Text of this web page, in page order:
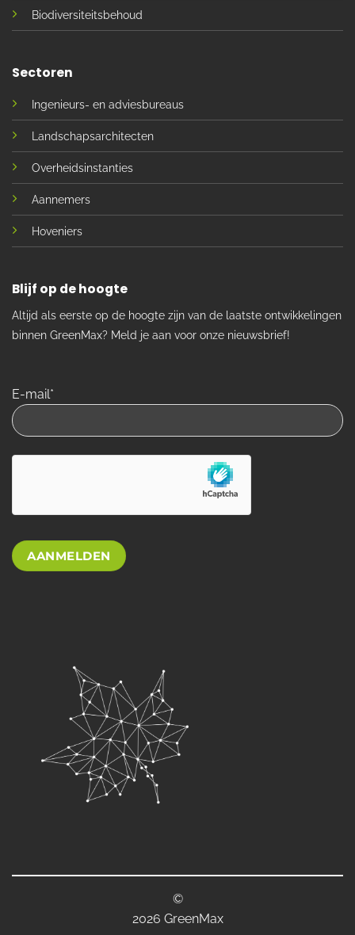
Biodiversiteitsbehoud
Sectoren
Ingenieurs- en adviesbureaus
Landschapsarchitecten
Overheidsinstanties
Aannemers
Hoveniers
Blijf op de hoogte
Altijd als eerste op de hoogte zijn van de laatste ontwikkelingen
binnen GreenMax? Meld je aan voor onze nieuwsbrief!
E-mail*
©
2026 GreenMax